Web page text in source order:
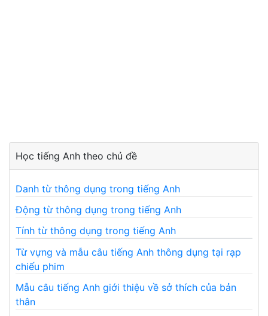
Học tiếng Anh theo chủ đề
Danh từ thông dụng trong tiếng Anh
Động từ thông dụng trong tiếng Anh
Tính từ thông dụng trong tiếng Anh
Từ vựng và mẫu câu tiếng Anh thông dụng tại rạp
chiếu phim
Mẫu câu tiếng Anh giới thiệu về sở thích của bản
thân